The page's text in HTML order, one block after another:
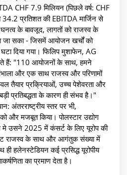
CHF 7.9 मिलियन (पिछले वर्ष: CHF
प्रतिशत की EBITDA मार्जिन से
के बावजूद, लागतों को राजस्व के
सका - जिसमें आयोजन खर्चों को
दिया गया। फिलिप मुशाफेन, AG
हैं: "110 आयोजनों के साथ, हमने
और एक साथ राजस्व और परिणामों
तैयार प्रक्रियाओं, उच्च पेशेवरता और
प्रतिबद्धता के कारण ही संभव है।"
अंतरराष्ट्रीय स्तर पर भी,
और मजबूत किया। पोलस्टार उद्योग
मे उसने 2025 में कंसर्ट के लिए यूरोप की
राजस्व के साथ और आगंतुक संख्या में
हलेनस्टेडियन कई प्रसिद्ध यूरोपीय
का प्रमाण देता है।